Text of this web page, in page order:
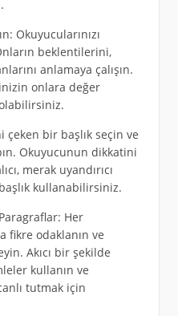
Okuyucularınızı
beklentilerini,
anlamaya çalışın.
onlara değer
çeken bir başlık seçin ve
Okuyucunun dikkatini
merak uyandırıcı
kullanabilirsiniz.
Her
fikre odaklanın ve
Akıcı bir şekilde
kullanın ve
tutmak için